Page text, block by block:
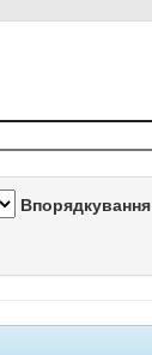
Впорядкування